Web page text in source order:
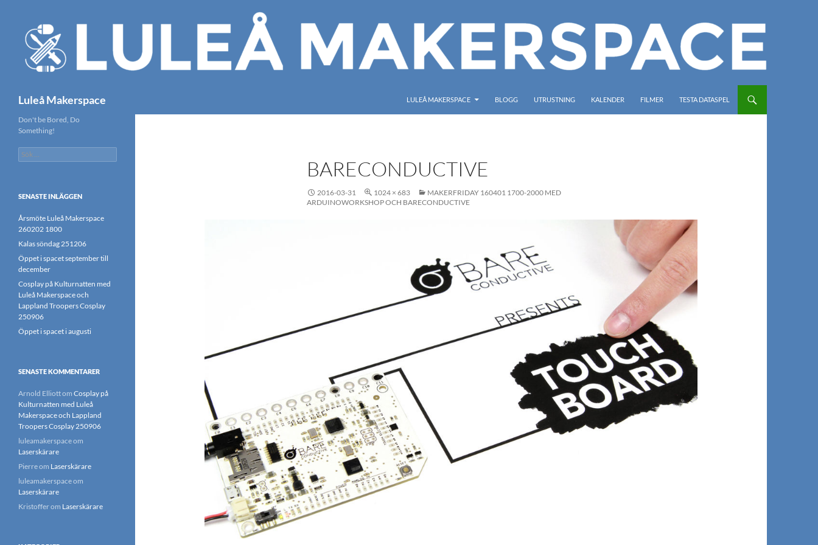
innehåll
Luleå Makerspace LULEÅ MAKERSPACE BLOGG UTRUSTNING KALENDER FILMER TESTA DATASPEL
BARECONDUCTIVE
2016-03-31 1024 × 683
MAKERFRIDAY 160401 1700-2000 MED
ARDUINOWORKSHOP OCH BARECONDUCTIVE
Don't be Bored, Do
Something!
Sök
efter:
SENASTE INLÄGGEN
Årsmöte Luleå Makerspace
260202 1800
Kalas söndag 251206
Öppet i spacet september till
december
Cosplay på Kulturnatten med
Luleå Makerspace och
Lappland Troopers Cosplay
250906
Öppet i spacet i augusti
SENASTE KOMMENTARER
Arnold Elliottom Cosplay på
Kulturnatten med Luleå
Makerspace och Lappland
Troopers Cosplay 250906
luleamakerspaceom
Laserskärare
Pierreom Laserskärare
luleamakerspaceom
Laserskärare
Kristofferom Laserskärare